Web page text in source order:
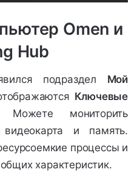
Omen и
Hub
подраздел Мой
Ключевые
мониторить
видеокарта и память.
процессы и
характеристик.